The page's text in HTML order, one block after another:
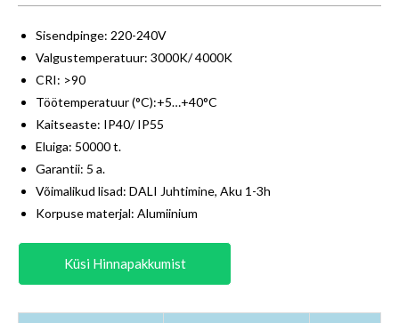
Sisendpinge: 220-240V
Valgustemperatuur: 3000K/ 4000K
CRI: >90
Töötemperatuur (°C):+5…+40°C
Kaitseaste: IP40/ IP55
Eluiga: 50000 t.
Garantii: 5 a.
Võimalikud lisad: DALI Juhtimine, Aku 1-3h
Korpuse materjal: Alumiinium
Küsi Hinnapakkumist